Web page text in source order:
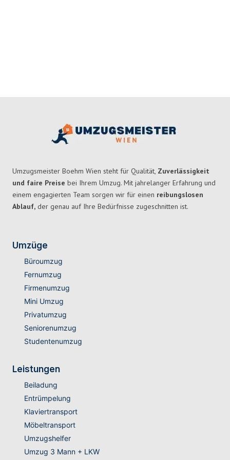
Umzugsmeister Boehm Wien steht für Qualität, Zuverlässigkeit
und faire Preise bei Ihrem Umzug. Mit jahrelanger Erfahrung und
einem engagierten Team sorgen wir für einen reibungslosen
Ablauf, der genau auf Ihre Bedürfnisse zugeschnitten ist.
Umzüge
Büroumzug
Fernumzug
Firmenumzug
Mini Umzug
Privatumzug
Seniorenumzug
Studentenumzug
Leistungen
Beiladung
Entrümpelung
Klaviertransport
Möbeltransport
Umzugshelfer
Umzug 3 Mann + LKW